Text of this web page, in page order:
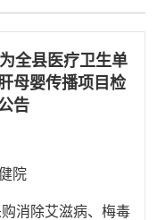
全县医疗卫生单
母婴传播项目检
告
院
消除艾滋病、梅毒